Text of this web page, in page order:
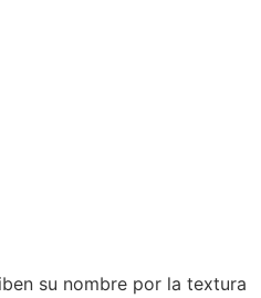
su nombre por la textura